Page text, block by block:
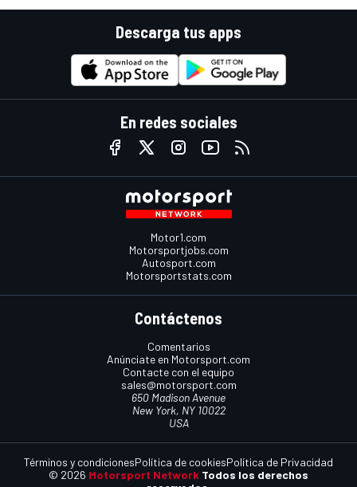
Descarga tus apps
En redes sociales
Motor1.com
Motorsportjobs.com
Autosport.com
Motorsportstats.com
Contáctenos
Comentarios
Anúnciate en Motorsport.com
Contacte con el equipo
sales@motorsport.com
650 Madison Avenue
New York, NY 10022
USA
© 2026 Motorsport Network Todos los derechos
Términos y condicionesPolítica de cookiesPolítica de Privacidad